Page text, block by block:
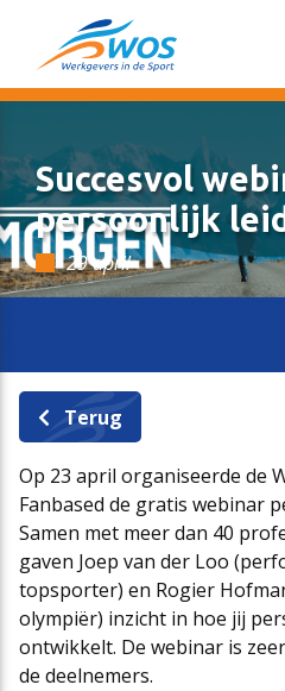
Spring naar content
Succesvol
persoonlijk
29 april
Terug
Op 23 april organiseerde de
Fanbased de gratis webinar
Samen met meer dan 40
gaven Joep van der Loo
topsporter) en Rogier
olympiër) inzicht in hoe jij
ontwikkelt. De webinar is
de deelnemers.
CAO Sport
Salarisschalen
Functieniveaumatrix
Cao-app
Updates CAO Sport 2026-
Opleiding & ontwikkeling
Introductiemodule Welkom in
Persoonlijk leiderschap in
First Time Leaders
Strategisch en Wendbaar
Kennisbank HR van A tot Z
Modelovereenkomsten & -
HR-ondersteuning en tools
Mantelovereenkomsten
Thema’s
Wat kunnen we voor je
Lidmaatschap
WOS-leden
Team
Raad van Toezicht